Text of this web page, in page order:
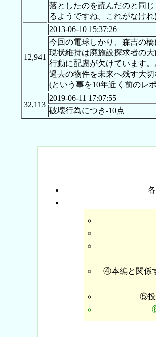
落としたのを読んだのと同
るようですね。これがなけれ
12,941
2013-06-10 15:37:26
今回の電球しかり、森吉の
現状維持は廃施設探求者の
行動に配慮が欠けています
過去の物件を未来へ残す大
(という事を10年近く前のレ
32,113
2019-06-11 17:07:55
破壊行為につき-10点
④本編と関係
⑤投